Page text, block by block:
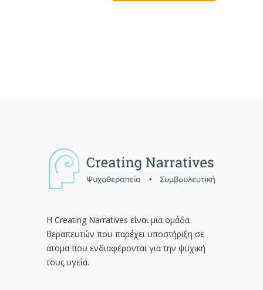
Η Creating Narratives είναι μια ομάδα
θεραπευτών που παρέχει υποστήριξη σε
άτομα που ενδιαφέρονται για την ψυχική
τους υγεία.